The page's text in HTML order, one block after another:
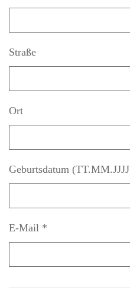
Straße
Ort
Geburtsdatum
E-Mail *